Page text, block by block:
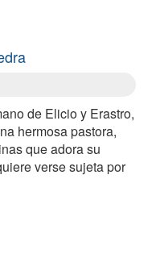
de Elicio y Erastro,
hermosa pastora,
que adora su
verse sujeta por